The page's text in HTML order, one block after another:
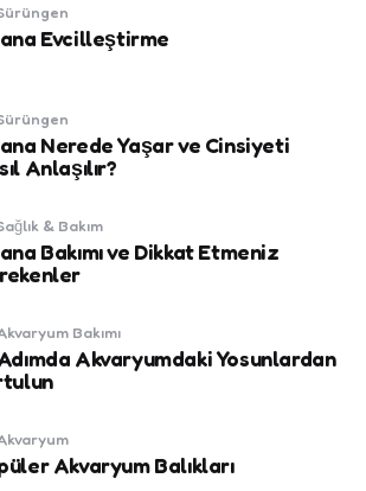
Evcilleştirme
Nerede Yaşar ve Cinsiyeti
Anlaşılır?
& Bakım
Bakımı ve Dikkat Etmeniz
Bakımı
Akvaryumdaki Yosunlardan
Akvaryum Balıkları